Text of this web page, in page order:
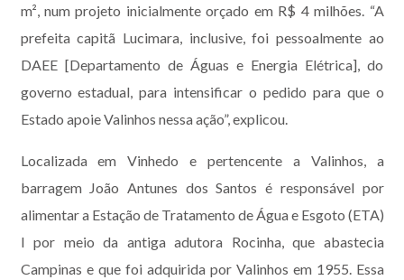
m², num projeto inicialmente orçado em R$ 4 milhões. “A
prefeita capitã Lucimara, inclusive, foi pessoalmente ao
DAEE [Departamento de Águas e Energia Elétrica], do
governo estadual, para intensificar o pedido para que o
Estado apoie Valinhos nessa ação”, explicou.
Localizada em Vinhedo e pertencente a Valinhos, a
barragem João Antunes dos Santos é responsável por
alimentar a Estação de Tratamento de Água e Esgoto (ETA)
I por meio da antiga adutora Rocinha, que abastecia
Campinas e que foi adquirida por Valinhos em 1955. Essa